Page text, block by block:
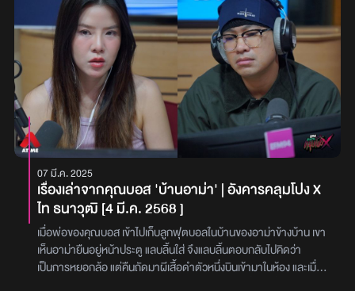
07 มี.ค. 2025
เรื่องเล่าจากคุณบอส 'บ้านอาม่า' | อังคารคลุมโปง X
ไท ธนาวุฒิ [4 มี.ค. 2568 ]
เมื่อพ่อของคุณบอส เข้าไปเก็บลูกฟุตบอลในบ้านของอาม่าข้างบ้าน เขา
เห็นอาม่ายืนอยู่หน้าประตู แลบลิ้นใส่ จึงแลบลิ้นตอบกลับไปคิดว่า
เป็นการหยอกล้อ แต่คืนถัดมาผีเสื้อดำตัวหนึ่งบินเข้ามาในห้อง และเมื่อ